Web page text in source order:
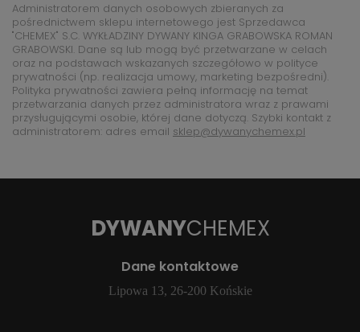
Administratorem danych osobowych zbieranych za
pośrednictwem sklepu internetowego jest Sprzedawca
"CHEMEX" S.C. WYKŁADZINY DYWANY KINGA GRABOWSKA ROMAN
GRABOWSKI. Dane są lub mogą być przetwarzane w celach
oraz na podstawach wskazanych szczegółowo w polityce
prywatności (np. realizacja umowy, marketing bezpośredni).
Polityka prywatności zawiera pełną informację na temat
przetwarzania danych przez administratora wraz z prawami
przysługującymi osobie, której dane dotyczą. Szybki kontakt z
administratorem: adres email sklep@dywanychemex.pl
DYWANYCHEMEX
Dane kontaktowe
Lipowa 13, 26-200 Końskie